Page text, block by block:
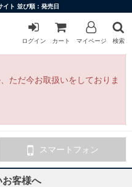
イト 並び順：発売日
ログイン カート マイページ 検索
ただ今お取扱いをしておりま
スマートフォン
客様へ